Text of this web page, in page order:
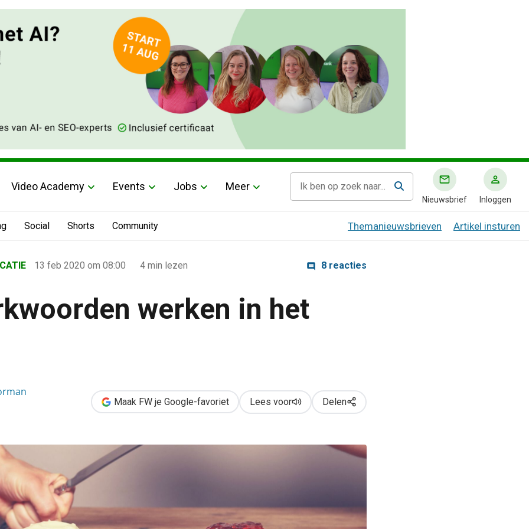
Video Academy Events Jobs Meer
Nieuwsbrief Inloggen
Social Shorts Community Themanieuwsbrieven Artikel insturen
13 feb 2020 om 08:00 4 min lezen 8 reacties
werken in het
Maak FW je Google-favoriet Lees voor Delen